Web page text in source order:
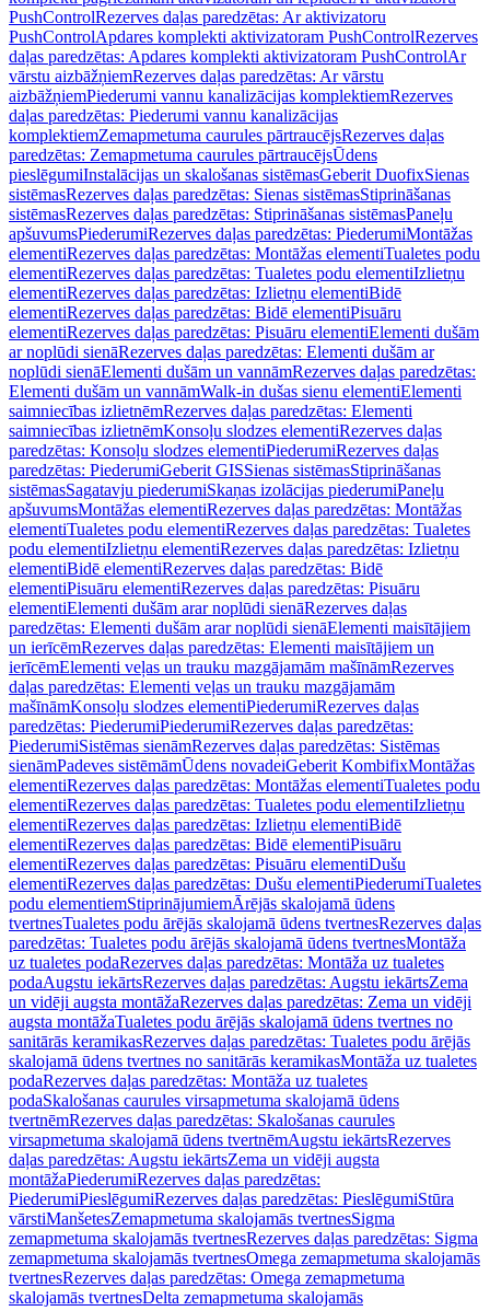
PushControlRezerves daļas paredzētas: Ar aktivizatoru
PushControlApdares komplekti aktivizatoram PushControlRezerves
daļas paredzētas: Apdares komplekti aktivizatoram PushControlAr
vārstu aizbāžņiemRezerves daļas paredzētas: Ar vārstu
aizbāžņiemPiederumi vannu kanalizācijas komplektiemRezerves
daļas paredzētas: Piederumi vannu kanalizācijas
komplektiemZemapmetuma caurules pārtraucējsRezerves daļas
paredzētas: Zemapmetuma caurules pārtraucējsŪdens
pieslēgumiInstalācijas un skalošanas sistēmasGeberit DuofixSienas
sistēmasRezerves daļas paredzētas: Sienas sistēmasStiprināšanas
sistēmasRezerves daļas paredzētas: Stiprināšanas sistēmasPaneļu
apšuvumsPiederumiRezerves daļas paredzētas: PiederumiMontāžas
elementiRezerves daļas paredzētas: Montāžas elementiTualetes podu
elementiRezerves daļas paredzētas: Tualetes podu elementiIzlietņu
elementiRezerves daļas paredzētas: Izlietņu elementiBidē
elementiRezerves daļas paredzētas: Bidē elementiPisuāru
elementiRezerves daļas paredzētas: Pisuāru elementiElementi dušām
ar noplūdi sienāRezerves daļas paredzētas: Elementi dušām ar
noplūdi sienāElementi dušām un vannāmRezerves daļas paredzētas:
Elementi dušām un vannāmWalk-in dušas sienu elementiElementi
saimniecības izlietnēmRezerves daļas paredzētas: Elementi
saimniecības izlietnēmKonsoļu slodzes elementiRezerves daļas
paredzētas: Konsoļu slodzes elementiPiederumiRezerves daļas
paredzētas: PiederumiGeberit GISSienas sistēmasStiprināšanas
sistēmasSagatavju piederumiSkaņas izolācijas piederumiPaneļu
apšuvumsMontāžas elementiRezerves daļas paredzētas: Montāžas
elementiTualetes podu elementiRezerves daļas paredzētas: Tualetes
podu elementiIzlietņu elementiRezerves daļas paredzētas: Izlietņu
elementiBidē elementiRezerves daļas paredzētas: Bidē
elementiPisuāru elementiRezerves daļas paredzētas: Pisuāru
elementiElementi dušām arar noplūdi sienāRezerves daļas
paredzētas: Elementi dušām arar noplūdi sienāElementi maisītājiem
un ierīcēmRezerves daļas paredzētas: Elementi maisītājiem un
ierīcēmElementi veļas un trauku mazgājamām mašīnāmRezerves
daļas paredzētas: Elementi veļas un trauku mazgājamām
mašīnāmKonsoļu slodzes elementiPiederumiRezerves daļas
paredzētas: PiederumiPiederumiRezerves daļas paredzētas:
PiederumiSistēmas sienāmRezerves daļas paredzētas: Sistēmas
sienāmPadeves sistēmāmŪdens novadeiGeberit KombifixMontāžas
elementiRezerves daļas paredzētas: Montāžas elementiTualetes podu
elementiRezerves daļas paredzētas: Tualetes podu elementiIzlietņu
elementiRezerves daļas paredzētas: Izlietņu elementiBidē
elementiRezerves daļas paredzētas: Bidē elementiPisuāru
elementiRezerves daļas paredzētas: Pisuāru elementiDušu
elementiRezerves daļas paredzētas: Dušu elementiPiederumiTualetes
podu elementiemStiprinājumiemĀrējās skalojamā ūdens
tvertnesTualetes podu ārējās skalojamā ūdens tvertnesRezerves daļas
paredzētas: Tualetes podu ārējās skalojamā ūdens tvertnesMontāža
uz tualetes podaRezerves daļas paredzētas: Montāža uz tualetes
podaAugstu iekārtsRezerves daļas paredzētas: Augstu iekārtsZema
un vidēji augsta montāžaRezerves daļas paredzētas: Zema un vidēji
augsta montāžaTualetes podu ārējās skalojamā ūdens tvertnes no
sanitārās keramikasRezerves daļas paredzētas: Tualetes podu ārējās
skalojamā ūdens tvertnes no sanitārās keramikasMontāža uz tualetes
podaRezerves daļas paredzētas: Montāža uz tualetes
podaSkalošanas caurules virsapmetuma skalojamā ūdens
tvertnēmRezerves daļas paredzētas: Skalošanas caurules
virsapmetuma skalojamā ūdens tvertnēmAugstu iekārtsRezerves
daļas paredzētas: Augstu iekārtsZema un vidēji augsta
montāžaPiederumiRezerves daļas paredzētas:
PiederumiPieslēgumiRezerves daļas paredzētas: PieslēgumiStūra
vārstiManšetesZemapmetuma skalojamās tvertnesSigma
zemapmetuma skalojamās tvertnesRezerves daļas paredzētas: Sigma
zemapmetuma skalojamās tvertnesOmega zemapmetuma skalojamās
tvertnesRezerves daļas paredzētas: Omega zemapmetuma
skalojamās tvertnesDelta zemapmetuma skalojamās